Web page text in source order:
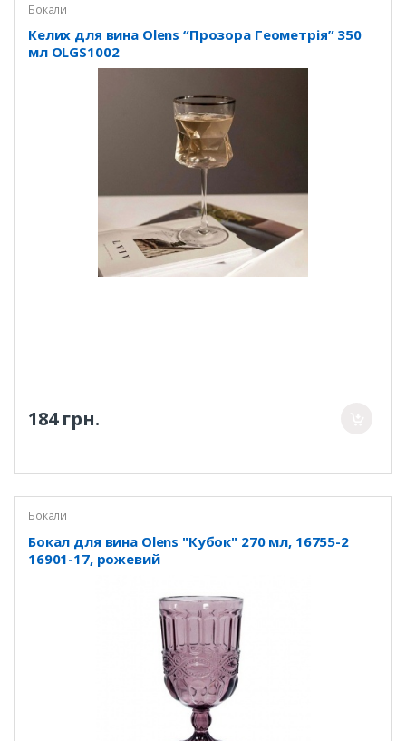
Бокали
Келих для вина Olens “Прозора Геометрія” 350
мл OLGS1002
184 грн.
Бокали
Бокал для вина Olens "Кубок" 270 мл, 16755-2
16901-17, рожевий